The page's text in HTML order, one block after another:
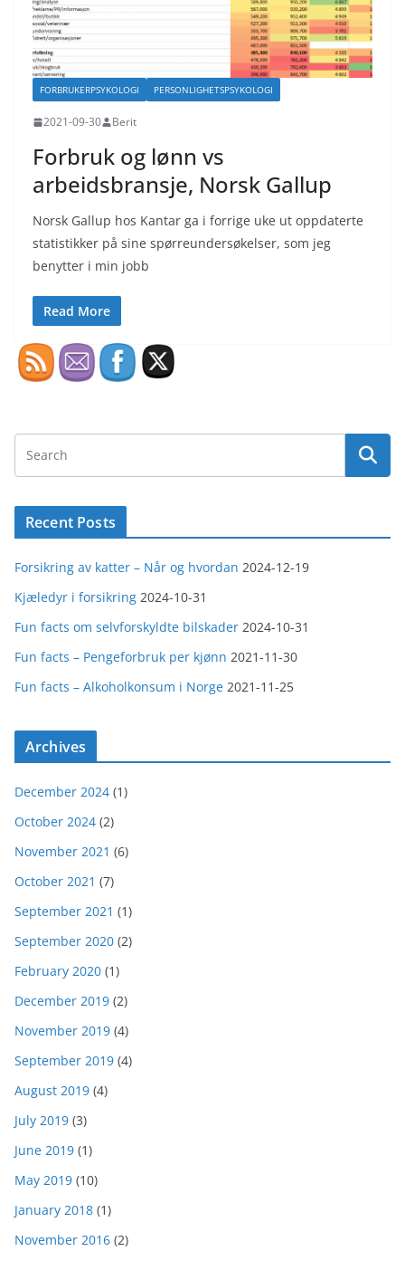
FORBRUKERPSYKOLOGI PERSONLIGHETSPSYKOLOGI
2021-09-30 Berit
Forbruk og lønn vs
arbeidsbransje, Norsk Gallup
Norsk Gallup hos Kantar ga i forrige uke ut oppdaterte
statistikker på sine spørreundersøkelser, som jeg
benytter i min jobb
Read More
Recent Posts
Forsikring av katter – Når og hvordan 2024-12-19
Kjæledyr i forsikring 2024-10-31
Fun facts om selvforskyldte bilskader 2024-10-31
Fun facts – Pengeforbruk per kjønn 2021-11-30
Fun facts – Alkoholkonsum i Norge 2021-11-25
Archives
December 2024 (1)
October 2024 (2)
November 2021 (6)
October 2021 (7)
September 2021 (1)
September 2020 (2)
February 2020 (1)
December 2019 (2)
November 2019 (4)
September 2019 (4)
August 2019 (4)
July 2019 (3)
June 2019 (1)
May 2019 (10)
January 2018 (1)
November 2016 (2)